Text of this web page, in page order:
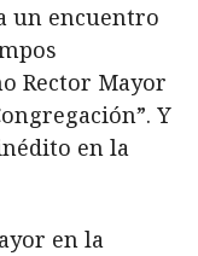
un encuentro
Rector Mayor
Y
en la
en la